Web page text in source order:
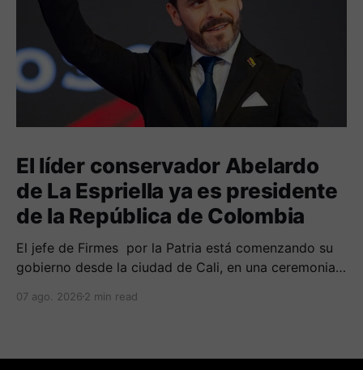
El líder conservador Abelardo
de La Espriella ya es presidente
de la República de Colombia
El jefe de Firmes por la Patria está comenzando su
gobierno desde la ciudad de Cali, en una ceremonia
gobiernos conservadores.
07 ago. 2026 2 min read